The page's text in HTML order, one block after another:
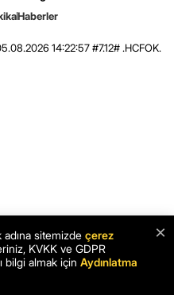
Haberler
14:22:57 #7.12# .HCFOK.
×
sitemizde çerez
KVKK ve GDPR
bilgi almak için Aydınlatma